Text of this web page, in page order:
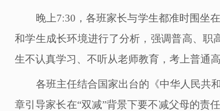
晚上7:30，各班家长与学生都准时围坐
和学生成长环境进行了分析，强调普高、职
生不认真学习、不听从老师教育，考上普通高
各班主任结合国家出台的《中华人民共
章引导家长在“双减”背景下要不减父母的责